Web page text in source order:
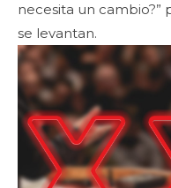
necesita un cambio?”
se levantan.